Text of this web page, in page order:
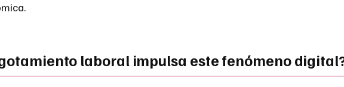
laboral impulsa este fenómeno